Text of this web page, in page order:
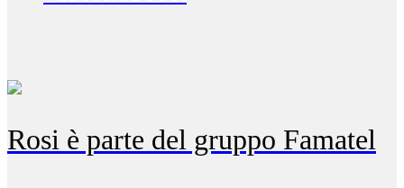
Rosi è parte del gruppo Famatel